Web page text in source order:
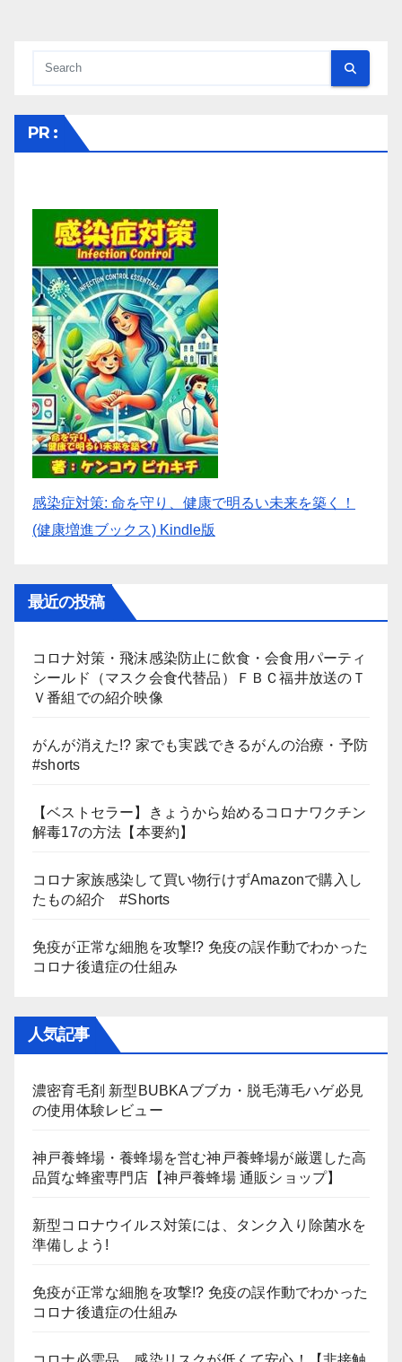
ジ
り
PR :
感染症対策: 命を守り、健康で明るい未来を築く！
(健康増進ブックス) Kindle版
最近の投稿
コロナ対策・飛沫感染防止に飲食・会食用パーティ
シールド（マスク会食代替品）ＦＢＣ福井放送のＴ
Ｖ番組での紹介映像
がんが消えた!? 家でも実践できるがんの治療・予防
#shorts
【ベストセラー】きょうから始めるコロナワクチン
解毒17の方法【本要約】
コロナ家族感染して買い物行けずAmazonで購入し
たもの紹介 #Shorts
免疫が正常な細胞を攻撃!? 免疫の誤作動でわかった
コロナ後遺症の仕組み
人気記事
濃密育毛剤 新型BUBKAブブカ・脱毛薄毛ハゲ必見
の使用体験レビュー
神戸養蜂場・養蜂場を営む神戸養蜂場が厳選した高
品質な蜂蜜専門店【神戸養蜂場 通販ショップ】
新型コロナウイルス対策には、タンク入り除菌水を
準備しよう!
免疫が正常な細胞を攻撃!? 免疫の誤作動でわかった
コロナ後遺症の仕組み